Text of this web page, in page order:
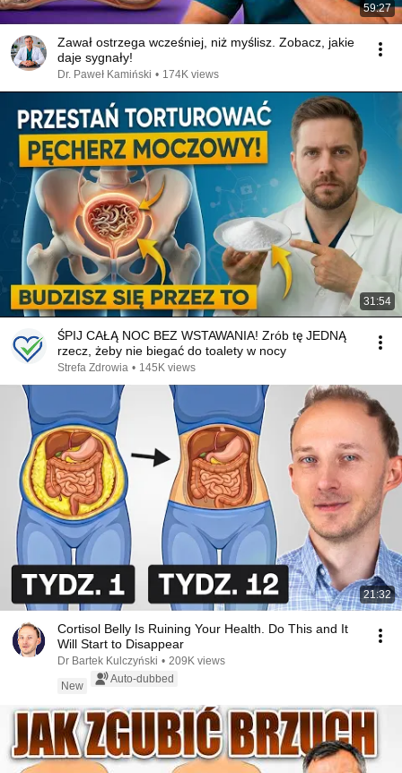
59:27
Zawał ostrzega wcześniej, niż myślisz. Zobacz, jakie
daje sygnały!
Dr. Paweł Kamiński • 174K views
31:54
ŚPIJ CAŁĄ NOC BEZ WSTAWANIA! Zrób tę JEDNĄ
rzecz, żeby nie biegać do toalety w nocy
Strefa Zdrowia • 145K views
21:32
Cortisol Belly Is Ruining Your Health. Do This and It
Will Start to Disappear
Dr Bartek Kulczyński • 209K views
New
Auto-dubbed